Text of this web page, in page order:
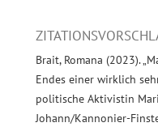
Brait, Romana (2023).
Endes einer wirklich
politische Aktivistin
Johann/Kannonier-